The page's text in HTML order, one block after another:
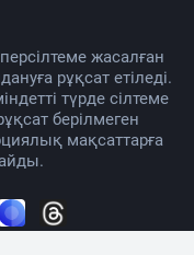
жасалған
рұқсат етіледі.
түрде сілтеме
берілмеген
мақсаттарға